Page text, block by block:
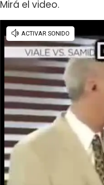
Mirá el video.